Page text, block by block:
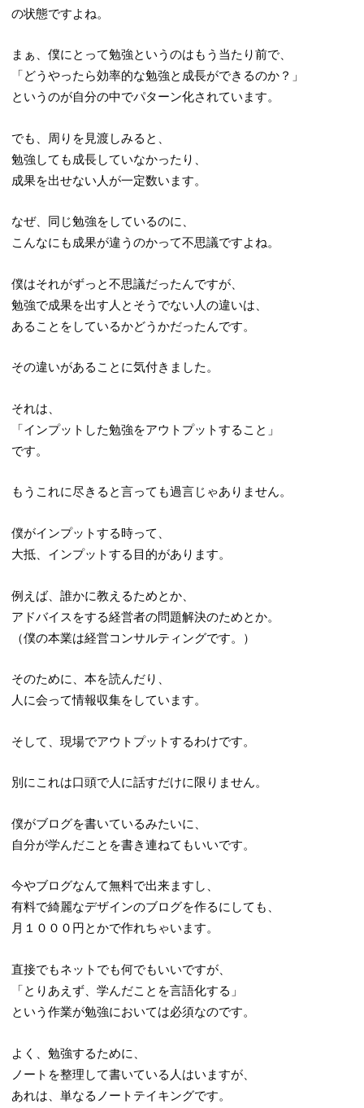
の状態ですよね。
まぁ、僕にとって勉強というのはもう当たり前で、
「どうやったら効率的な勉強と成長ができるのか？」
というのが自分の中でパターン化されています。
でも、周りを見渡しみると、
勉強しても成長していなかったり、
成果を出せない人が一定数います。
なぜ、同じ勉強をしているのに、
こんなにも成果が違うのかって不思議ですよね。
僕はそれがずっと不思議だったんですが、
勉強で成果を出す人とそうでない人の違いは、
あることをしているかどうかだったんです。
その違いがあることに気付きました。
それは、
「インプットした勉強をアウトプットすること」
です。
もうこれに尽きると言っても過言じゃありません。
僕がインプットする時って、
大抵、インプットする目的があります。
例えば、誰かに教えるためとか、
アドバイスをする経営者の問題解決のためとか。
（僕の本業は経営コンサルティングです。）
そのために、本を読んだり、
人に会って情報収集をしています。
そして、現場でアウトプットするわけです。
別にこれは口頭で人に話すだけに限りません。
僕がブログを書いているみたいに、
自分が学んだことを書き連ねてもいいです。
今やブログなんて無料で出来ますし、
有料で綺麗なデザインのブログを作るにしても、
月１０００円とかで作れちゃいます。
直接でもネットでも何でもいいですが、
「とりあえず、学んだことを言語化する」
という作業が勉強においては必須なのです。
よく、勉強するために、
ノートを整理して書いている人はいますが、
あれは、単なるノートテイキングです。